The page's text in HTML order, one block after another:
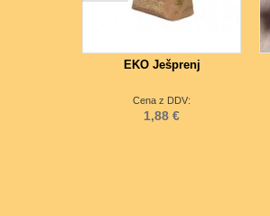
EKO Ješprenj
Cena z DDV:
1,88 €